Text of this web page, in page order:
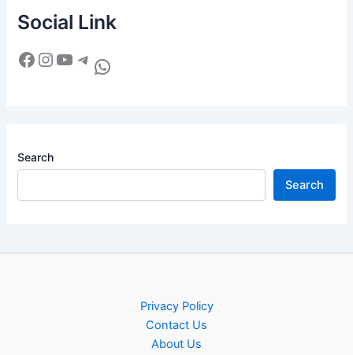
Social Link
Search
Search
Privacy Policy
Contact Us
About Us